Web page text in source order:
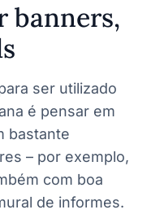
banners,
ser utilizado
é pensar em
bastante
– por exemplo,
com boa
de informes.